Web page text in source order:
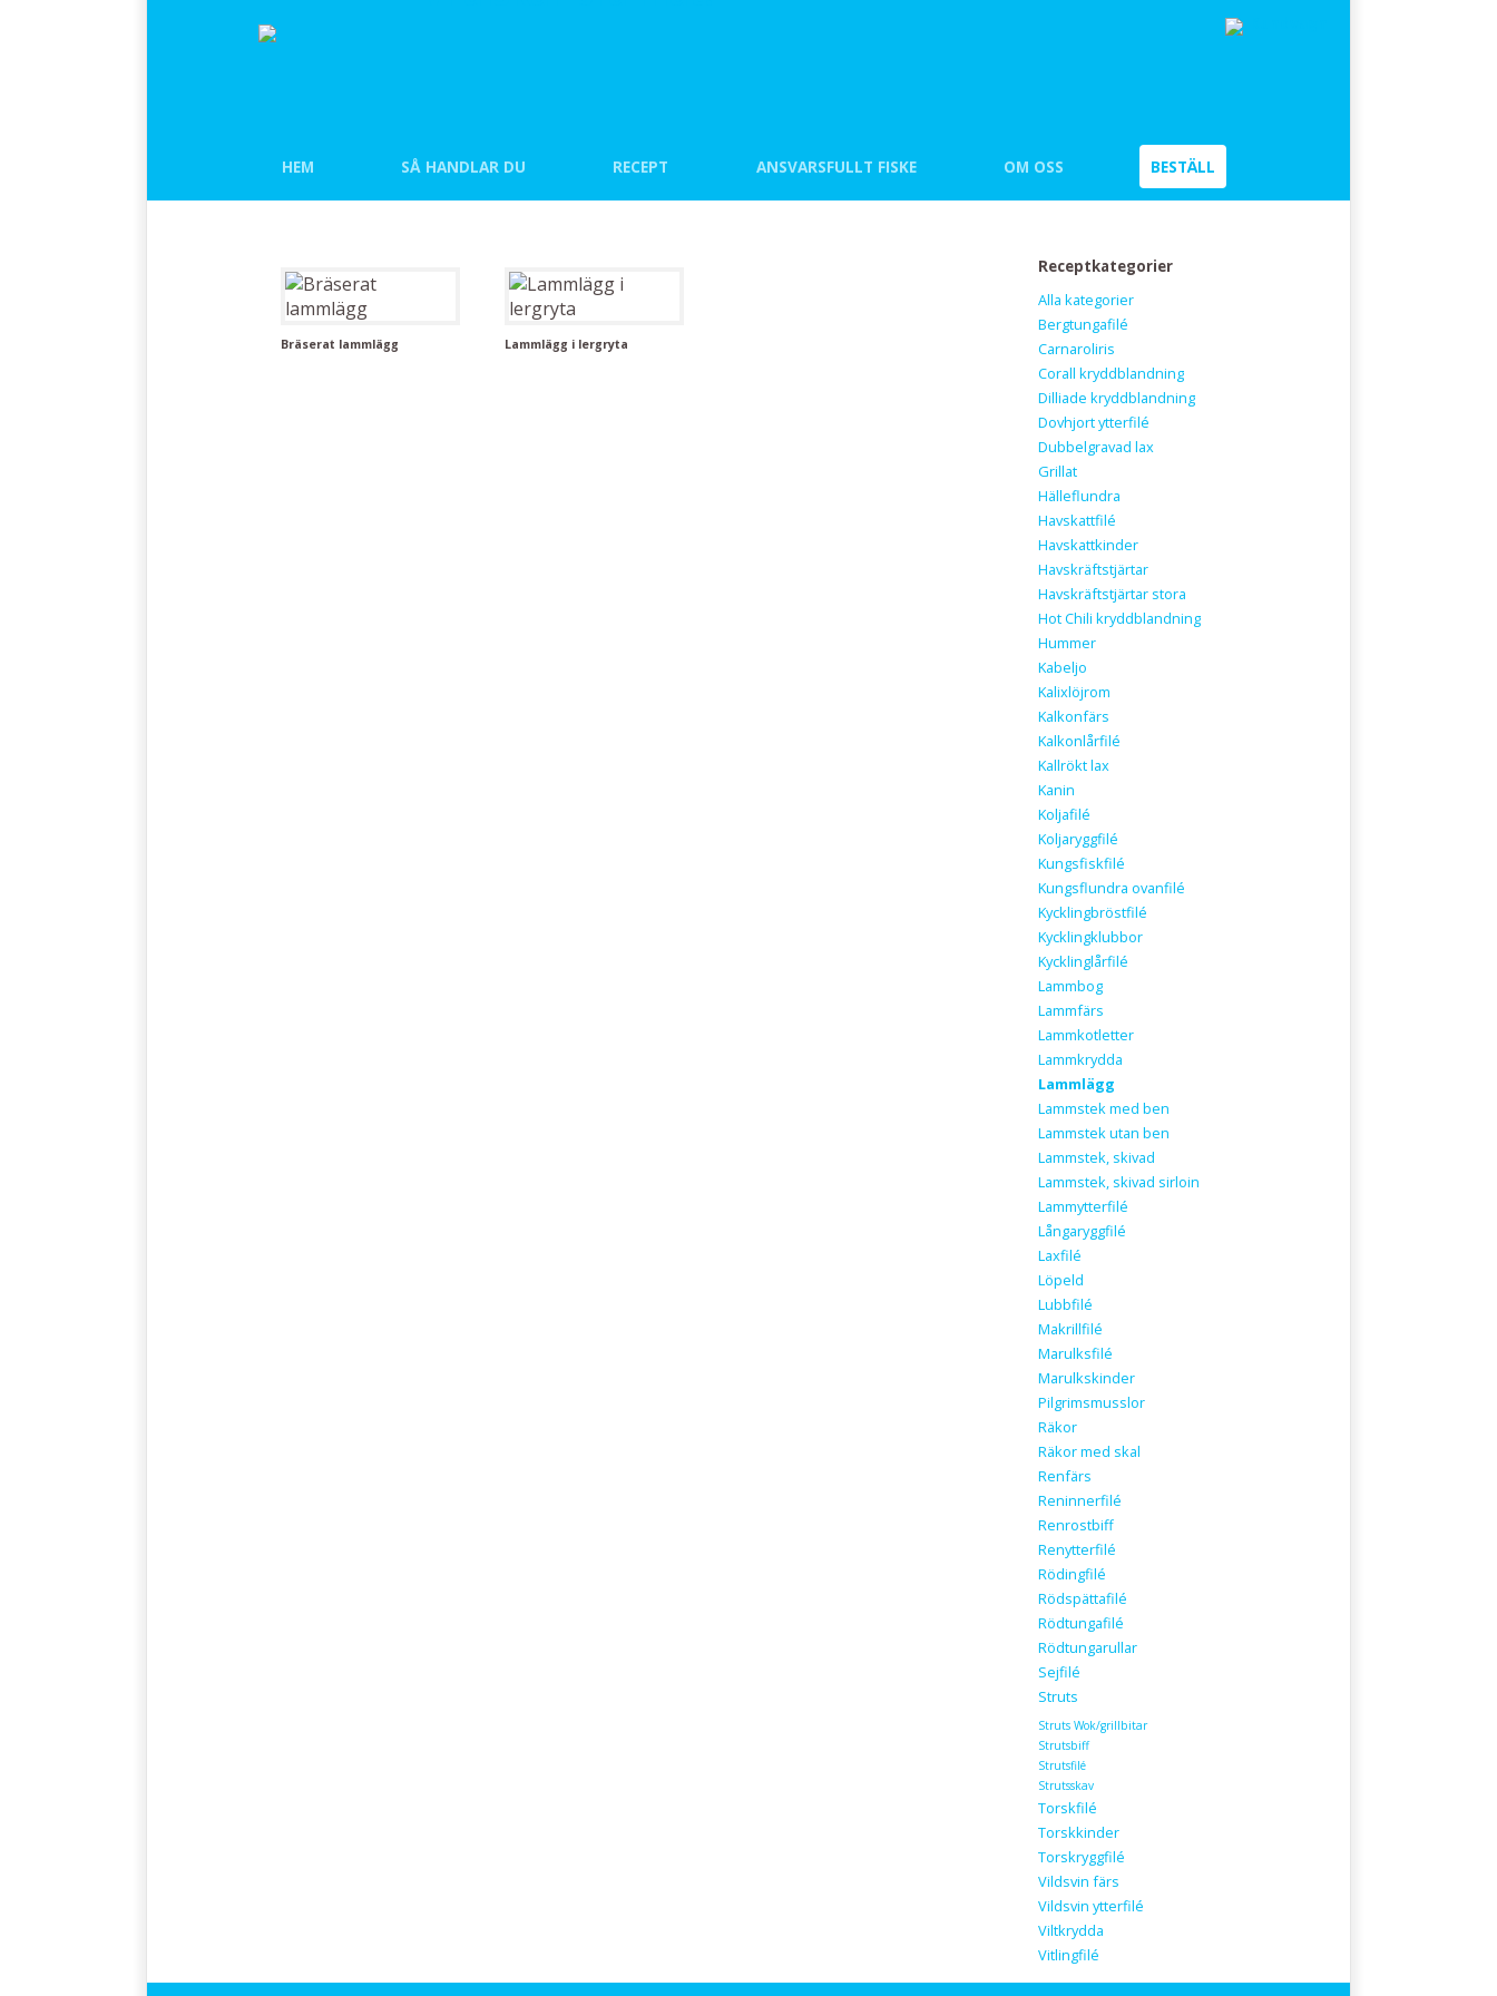
HEM SÅ HANDLAR DU RECEPT ANSVARSFULLT FISKE OM OSS BESTÄLL
Bräserat lammlägg Lammlägg i lergryta
Receptkategorier
Alla kategorier
Bergtungafilé
Carnaroliris
Corall kryddblandning
Dilliade kryddblandning
Dovhjort ytterfilé
Dubbelgravad lax
Grillat
Hälleflundra
Havskattfilé
Havskattkinder
Havskräftstjärtar
Havskräftstjärtar stora
Hot Chili kryddblandning
Hummer
Kabeljo
Kalixlöjrom
Kalkonfärs
Kalkonlårfilé
Kallrökt lax
Kanin
Koljafilé
Koljaryggfilé
Kungsfiskfilé
Kungsflundra ovanfilé
Kycklingbröstfilé
Kycklingklubbor
Kycklinglårfilé
Lammbog
Lammfärs
Lammkotletter
Lammkrydda
Lammlägg
Lammstek med ben
Lammstek utan ben
Lammstek, skivad
Lammstek, skivad sirloin
Lammytterfilé
Långaryggfilé
Laxfilé
Löpeld
Lubbfilé
Makrillfilé
Marulksfilé
Marulkskinder
Pilgrimsmusslor
Räkor
Räkor med skal
Renfärs
Reninnerfilé
Renrostbiff
Renytterfilé
Rödingfilé
Rödspättafilé
Rödtungafilé
Rödtungarullar
Sejfilé
Struts
Struts Wok/grillbitar
Strutsbiff
Strutsfilé
Strutsskav
Torskfilé
Torskkinder
Torskryggfilé
Vildsvin färs
Vildsvin ytterfilé
Viltkrydda
Vitlingfilé